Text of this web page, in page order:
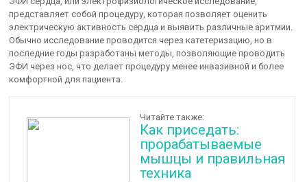
представляет собой процедуру, которая позволяет оценить
электрическую активность сердца и выявить различные аритмии.
Обычно исследование проводится через катетеризацию, но в
последние годы разработаны методы, позволяющие проводить
ЭФИ через нос, что делает процедуру менее инвазивной и более
комфортной для пациента.
Читайте также:
Как приседать:
прорабатываемые
мышцы и правильная
техника